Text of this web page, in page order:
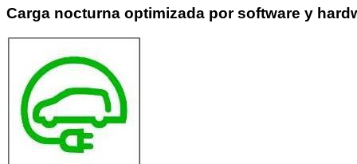
Carga nocturna optimizada por software y